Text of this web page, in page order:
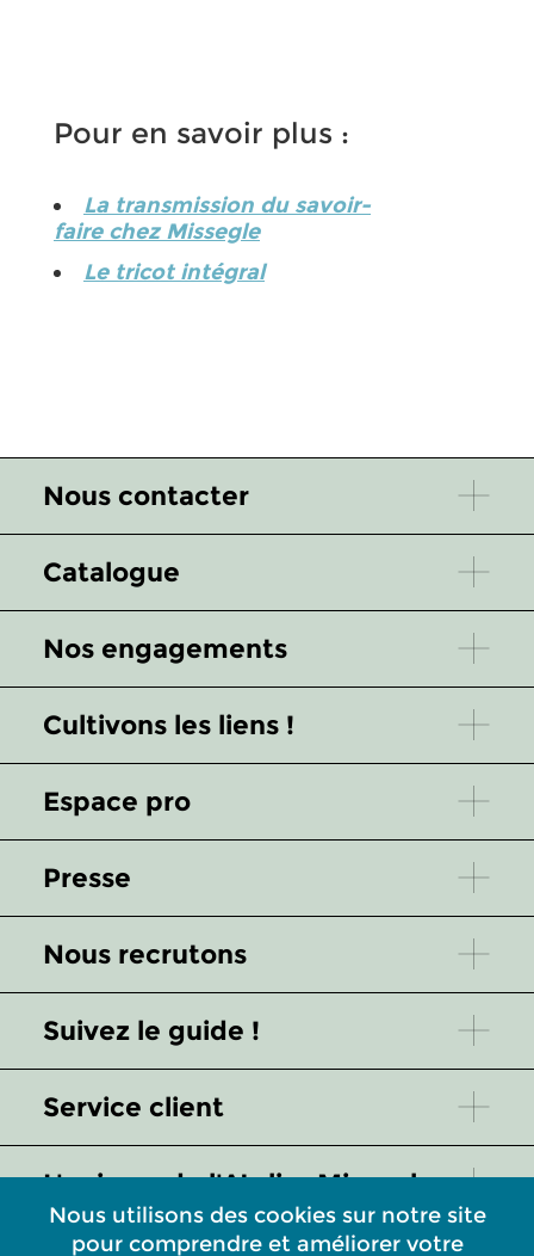
Nous utilisons des cookies sur notre site
pour comprendre et améliorer votre
Pour en savoir plus :
La transmission du savoir-
faire chez Missegle
Le tricot intégral
Nous contacter
Catalogue
Nos engagements
Cultivons les liens !
Espace pro
Presse
Nous recrutons
Suivez le guide !
Service client
L'univers de l'Atelier Missegle